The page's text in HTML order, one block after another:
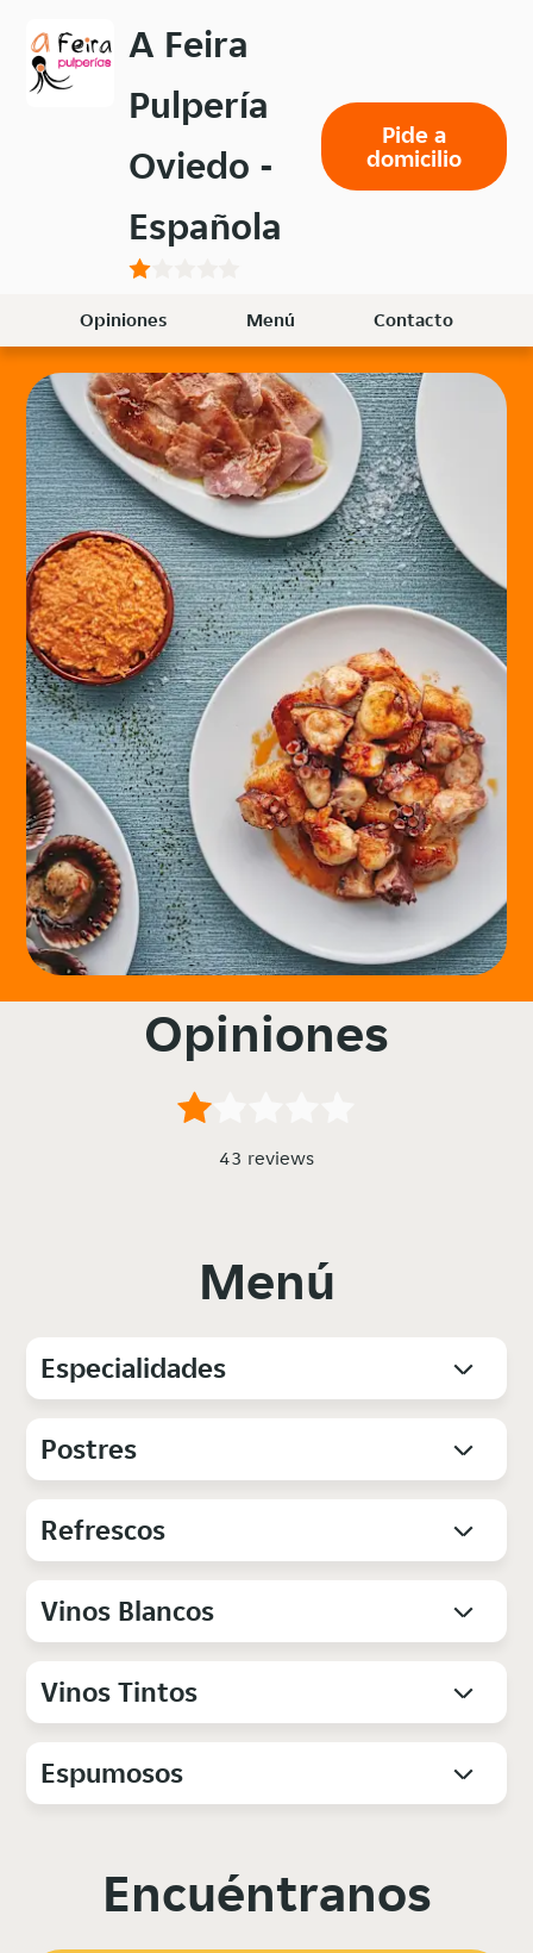
menú
principal
A Feira
Pulpería
Oviedo -
Española
Pide a
domicilio
Opiniones Menú Contacto
Opiniones
43 reviews
Menú
Especialidades
Postres
Refrescos
Vinos Blancos
Vinos Tintos
Espumosos
Encuéntranos